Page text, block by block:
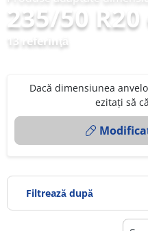
235/50
13 referinţă
Dacă dimensiunea
ezitați să
Filtrează după